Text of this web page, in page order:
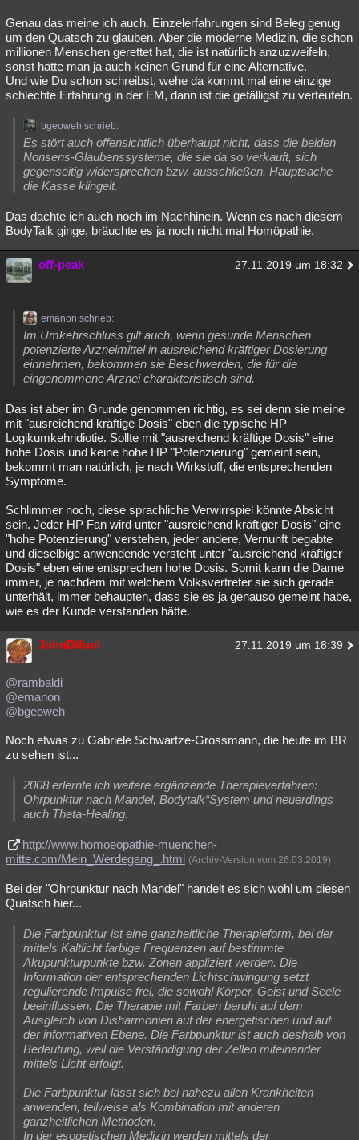
Genau das meine ich auch. Einzelerfahrungen sind Beleg genug
um den Quatsch zu glauben. Aber die moderne Medizin, die schon
millionen Menschen gerettet hat, die ist natürlich anzuzweifeln,
sonst hätte man ja auch keinen Grund für eine Alternative.
Und wie Du schon schreibst, wehe da kommt mal eine einzige
schlechte Erfahrung in der EM, dann ist die gefälligst zu verteufeln.
bgeoweh schrieb:
Es stört auch offensichtlich überhaupt nicht, dass die beiden
Nonsens-Glaubenssysteme, die sie da so verkauft, sich
gegenseitig widersprechen bzw. ausschließen. Hauptsache
die Kasse klingelt.
Das dachte ich auch noch im Nachhinein. Wenn es nach diesem
BodyTalk ginge, bräuchte es ja noch nicht mal Homöpathie.
off-peak 27.11.2019 um 18:32
emanon schrieb:
Im Umkehrschluss gilt auch, wenn gesunde Menschen
potenzierte Arzneimittel in ausreichend kräftiger Dosierung
einnehmen, bekommen sie Beschwerden, die für die
eingenommene Arznei charakteristisch sind.
Das ist aber im Grunde genommen richtig, es sei denn sie meine
mit "ausreichend kräftige Dosis" eben die typische HP
Logikumkehridiotie. Sollte mit "ausreichend kräftige Dosis" eine
hohe Dosis und keine hohe HP "Potenzierung" gemeint sein,
bekommt man natürlich, je nach Wirkstoff, die entsprechenden
Symptome.
Schlimmer noch, diese sprachliche Verwirrspiel könnte Absicht
sein. Jeder HP Fan wird unter "ausreichend kräftiger Dosis" eine
"hohe Potenzierung" verstehen, jeder andere, Vernunft begabte
und dieselbige anwendende versteht unter "ausreichend kräftiger
Dosis" eben eine entsprechen hohe Dosis. Somit kann die Dame
immer, je nachdem mit welchem Volksvertreter sie sich gerade
unterhält, immer behaupten, dass sie es ja genauso gemeint habe,
wie es der Kunde verstanden hätte.
JohnDifool 27.11.2019 um 18:39
@rambaldi
@emanon
@bgeoweh
Noch etwas zu Gabriele Schwartze-Grossmann, die heute im BR
zu sehen ist...
2008 erlernte ich weitere ergänzende Therapieverfahren:
Ohrpunktur nach Mandel, Bodytalk“System und neuerdings
auch Theta-Healing.
http://www.homoeopathie-muenchen-
mitte.com/Mein_Werdegang_.html (Archiv-Version vom 26.03.2019)
Bei der "Ohrpunktur nach Mandel" handelt es sich wohl um diesen
Quatsch hier...
Die Farbpunktur ist eine ganzheitliche Therapieform, bei der
mittels Kaltlicht farbige Frequenzen auf bestimmte
Akupunkturpunkte bzw. Zonen appliziert werden. Die
Information der entsprechenden Lichtschwingung setzt
regulierende Impulse frei, die sowohl Körper, Geist und Seele
beeinflussen. Die Therapie mit Farben beruht auf dem
Ausgleich von Disharmonien auf der energetischen und auf
der informativen Ebene. Die Farbpunktur ist auch deshalb von
Bedeutung, weil die Verständigung der Zellen miteinander
mittels Licht erfolgt.
Die Farbpunktur lässt sich bei nahezu allen Krankheiten
anwenden, teilweise als Kombination mit anderen
ganzheitlichen Methoden.
In der esogetischen Medizin werden mittels der